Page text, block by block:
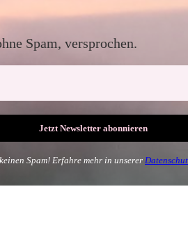
Spam, versprochen.
Spam! Erfahre mehr in unserer